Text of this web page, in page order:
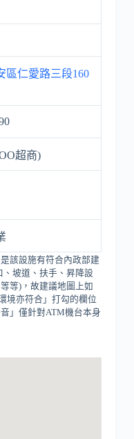
區仁愛路三段160
超商)
該設施有符合內政部建
坡道、扶手、昇降設
等)，故建議地圖上如
境亦符合」打勾的欄位
」僅針對ATM機台本身